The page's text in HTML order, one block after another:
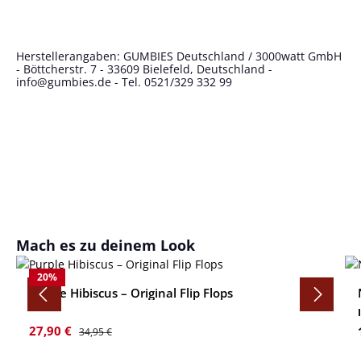
Herstellerangaben: GUMBIES Deutschland / 3000watt GmbH
- Böttcherstr. 7 - 33609 Bielefeld, Deutschland -
info@gumbies.de - Tel. 0521/329 332 99
Produktgalerie überspringen
Mach es zu deinem Look
20%
Purple Hibiscus – Original Flip Flops
Verkaufspreis:
27,90 € Regulärer Preis:
34,95 €